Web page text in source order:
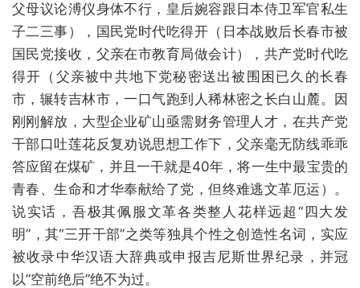
父母议论溥仪身体不行，皇后婉容跟日本侍卫军官私生
子二三事），国民党时代吃得开（日本战败后长春市被
国民党接收，父亲在市教育局做会计），共产党时代吃
得开（父亲被中共地下党秘密送出被围困已久的长春
市，辗转吉林市，一口气跑到人稀林密之长白山麓。因
刚刚解放，大型企业矿山亟需财务管理人才，在共产党
干部口吐莲花反复劝说思想工作下，父亲毫无防线乖乖
答应留在煤矿，并且一干就是40年，将一生中最宝贵的
青春、生命和才华奉献给了党，但终难逃文革厄运）。
说实话，吾极其佩服文革各类整人花样远超“四大发
明”，其“三开干部”之类等独具个性之创造性名词，实应
被收录中华汉语大辞典或申报吉尼斯世界纪录，并冠
以“空前绝后”绝不为过。